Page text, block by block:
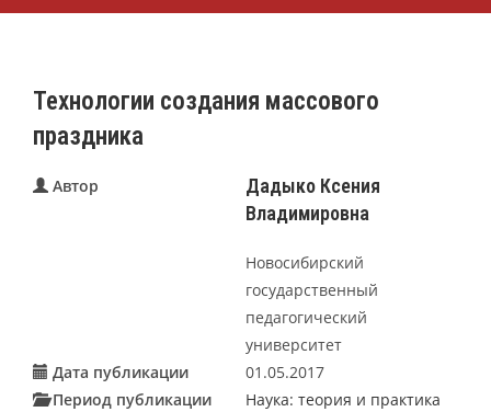
Технологии создания массового
праздника
Автор
Дадыко Ксения
Владимировна
Новосибирский
государственный
педагогический
университет
Дата публикации
01.05.2017
Период публикации
Наука: теория и практика